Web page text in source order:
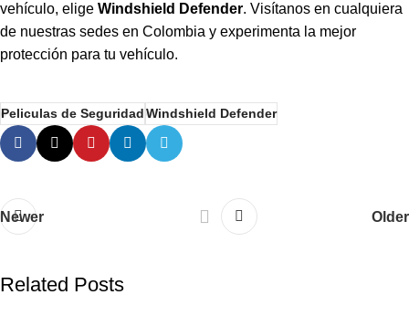
vehículo, elige Windshield Defender. Visítanos en cualquiera
de nuestras sedes en Colombia y experimenta la mejor
protección para tu vehículo.
Peliculas de SeguridadWindshield Defender
Newer Older
Related Posts